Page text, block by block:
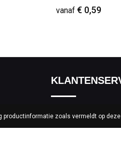
vanaf € 0,59
Contact
zoals vermeldt op